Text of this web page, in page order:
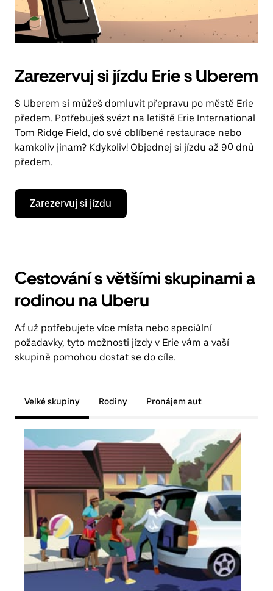
Zarezervuj si jízdu Erie s Uberem
S Uberem si můžeš domluvit přepravu po městě Erie
předem. Potřebuješ svézt na letiště Erie International
Tom Ridge Field, do své oblíbené restaurace nebo
kamkoliv jinam? Kdykoliv! Objednej si jízdu až 90 dnů
předem.
Zarezervuj si jízdu
Cestování s většími skupinami a
rodinou na Uberu
Ať už potřebujete více místa nebo speciální
požadavky, tyto možnosti jízdy v Erie vám a vaší
skupině pomohou dostat se do cíle.
Velké skupiny Rodiny Pronájem aut